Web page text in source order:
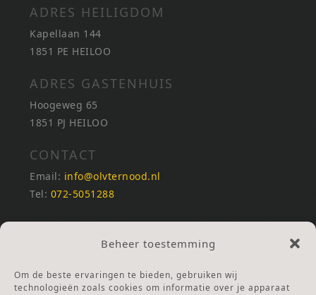
Beheer toestemming
Om de beste ervaringen te bieden, gebruiken wij
technologieën zoals cookies om informatie over je apparaat
ADRES HEILIGDOM
Kapellaan 144
1851 PE HEILOO
ADRES GASTENHUIS
Hoogeweg 65
1851 PJ HEILOO
CONTACT
Email: info@olvternood.nl
Tel: 072-5051288
REKENINGNUMMERS
NL25INGB0000672168
Ga naar Doneren